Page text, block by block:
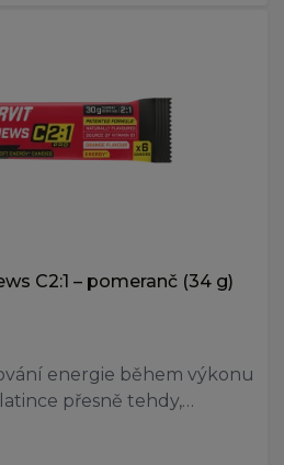
C2:1 – pomeranč (34 g)
energie během výkonu
přesně tehdy,…